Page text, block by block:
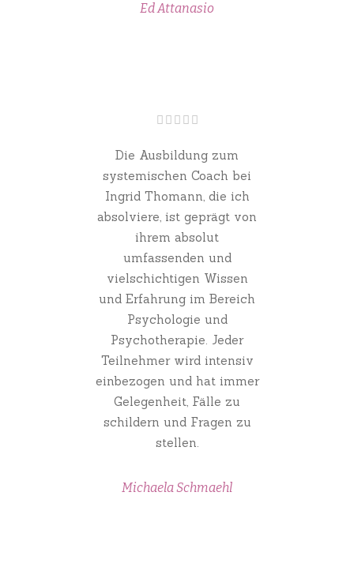
Ed Attanasio
Die Ausbildung zum
systemischen Coach bei
Ingrid Thomann, die ich
absolviere, ist geprägt von
ihrem absolut
umfassenden und
vielschichtigen Wissen
und Erfahrung im Bereich
Psychologie und
Psychotherapie. Jeder
Teilnehmer wird intensiv
einbezogen und hat immer
Gelegenheit, Fälle zu
schildern und Fragen zu
stellen.
Michaela Schmaehl